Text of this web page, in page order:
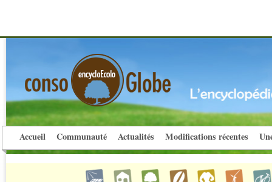
Accueil Communauté Actualités Modifications récentes